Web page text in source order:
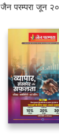
जैन परम्परा जून